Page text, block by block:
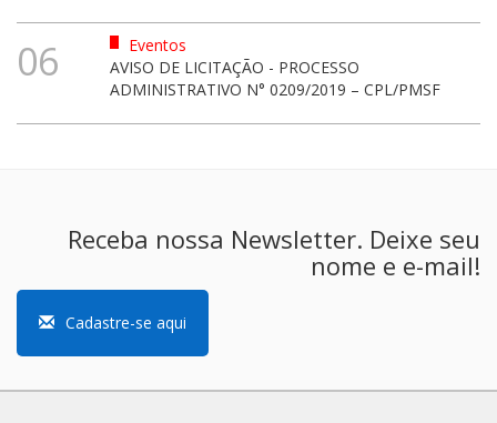
06
Eventos
AVISO DE LICITAÇÃO - PROCESSO
ADMINISTRATIVO N° 0209/2019 – CPL/PMSF
Receba nossa Newsletter. Deixe seu
nome e e-mail!
Cadastre-se aqui